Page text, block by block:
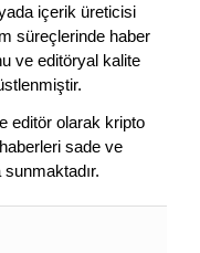
içerik üreticisi
süreçlerinde haber
ve editöryal kalite
editör olarak kripto
sade ve